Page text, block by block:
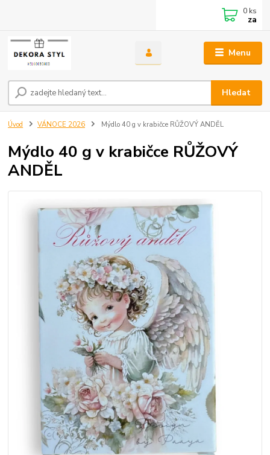
Menu
Hledat
0 ks
za
Úvod VÁNOCE 2026 Mýdlo 40 g v krabičce RŮŽOVÝ ANDĚL
Mýdlo 40 g v krabičce RŮŽOVÝ
ANDĚL